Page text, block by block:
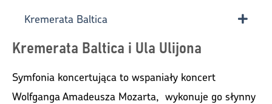
Kremerata Baltica
Kremerata Baltica i Ula Ulijona
Symfonia koncertująca to wspaniały koncert
Wolfganga Amadeusza Mozarta, wykonuje go słynny